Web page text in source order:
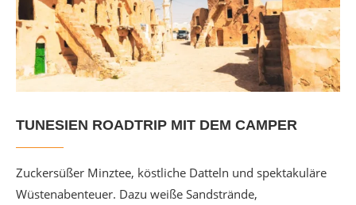
TUNESIEN ROADTRIP MIT DEM CAMPER
Zuckersüßer Minztee, köstliche Datteln und spektakuläre
Wüstenabenteuer. Dazu weiße Sandstrände,